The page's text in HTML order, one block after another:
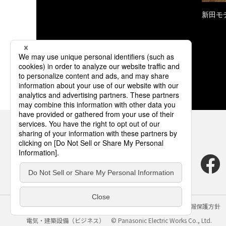
新田モ
サイトのご利用にあたって クッキーポリシー
個人情報保護方針
電気・建築設備（ビジネス）
© Panasonic Electric Works Co., Ltd.